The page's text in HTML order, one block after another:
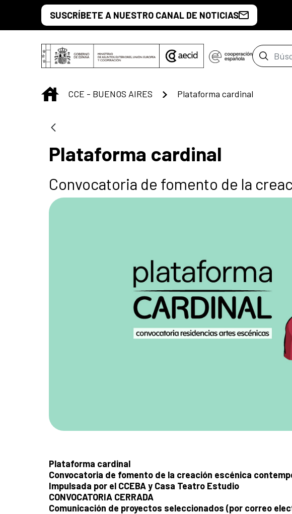
Saltar al contenido principal
SUSCRÍBETE A NUESTRO CANAL DE NOTICIAS
Barra
INICIO
CCE - BUENOS AIRES Plataforma cardinal
Plataforma cardinal
Convocatoria de fomento de la
Plataforma cardinal
Convocatoria de fomento de la creación escénica
Impulsada por el CCEBA y Casa Teatro Estudio
CONVOCATORIA CERRADA
Comunicación de proyectos seleccionados (por correo